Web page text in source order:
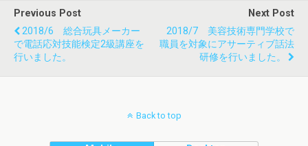
Previous Post
2018/6 総合玩具メーカー
で電話応対技能検定2級講座を
行いました。
Next Post
2018/7 美容技術専門学校で
職員を対象にアサーティブ話法
研修を行いました。
Back to top